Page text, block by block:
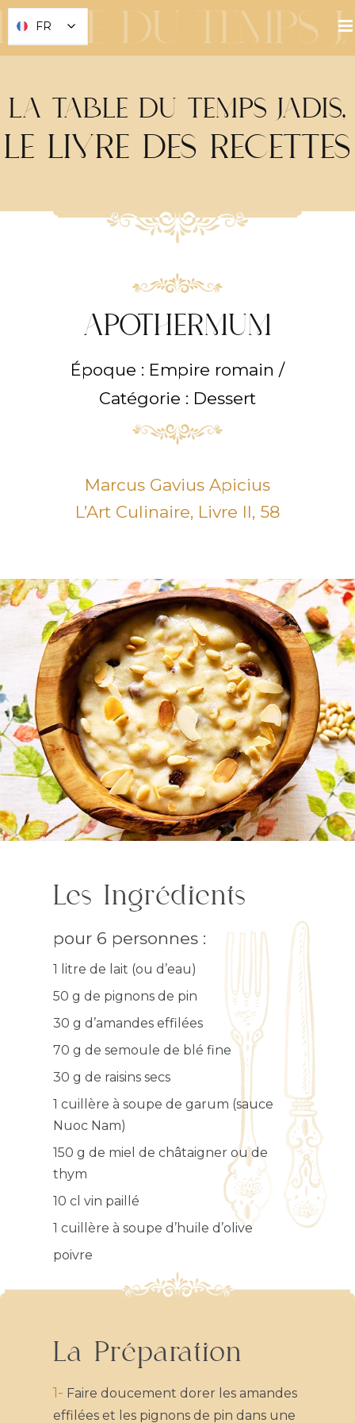
Skip
content
LA TABLE DU TEMPS JADIS,
LE LIVRE DES RECETTES
APOTHERMUM
Époque : Empire romain /
Catégorie : Dessert
Marcus Gavius Apicius
L’Art Culinaire, Livre II, 58
Les Ingrédients
pour 6 personnes :
1 litre de lait (ou d’eau)
50 g de pignons de pin
30 g d’amandes effilées
70 g de semoule de blé fine
30 g de raisins secs
1 cuillère à soupe de garum (sauce
Nuoc Nam)
150 g de miel de châtaigner ou de
thym
10 cl vin paillé
1 cuillère à soupe d’huile d’olive
poivre
La Préparation
1- Faire doucement dorer les amandes
effilées et les pignons de pin dans une
FR
FR